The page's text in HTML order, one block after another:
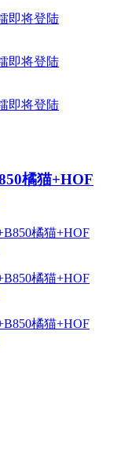
橘猫+HOF